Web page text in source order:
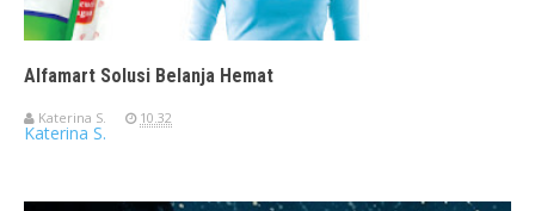
Alfamart Solusi Belanja Hemat
Katerina S. 10.32
Katerina S.